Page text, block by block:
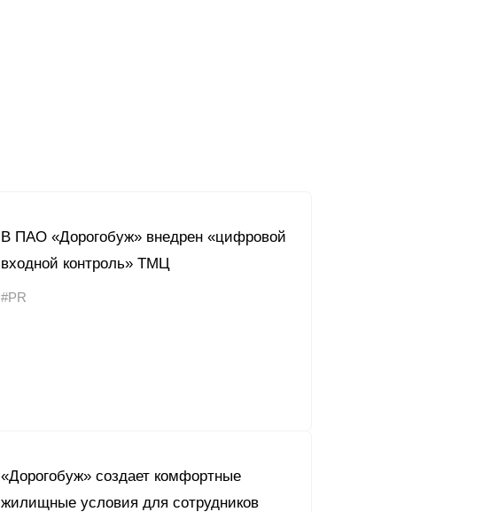
В ПАО «Дорогобуж» внедрен «цифровой
входной контроль» ТМЦ
#PR
«Дорогобуж» создает комфортные
жилищные условия для сотрудников